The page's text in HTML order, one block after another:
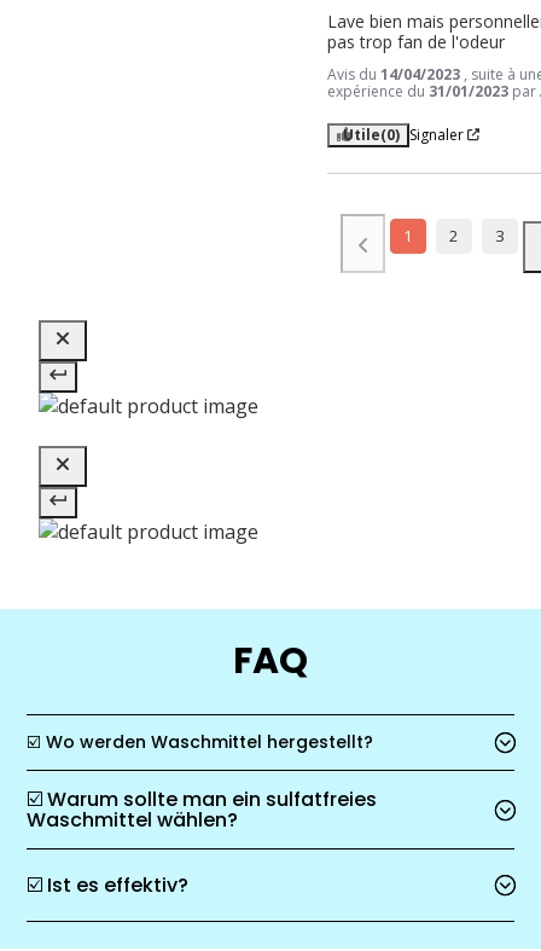
Lave bien mais
pas trop fan de l'odeur
Avis du 14/04/2023 , suite à
expérience du 31/01/2023 par
Utile(0) Signaler
1 2 3
FAQ
☑️ Wo werden Waschmittel hergestellt?
☑️ Warum sollte man ein sulfatfreies
Waschmittel wählen?
☑️ Ist es effektiv?